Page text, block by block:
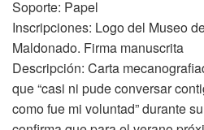
Soporte: Papel
Inscripciones: Logo del Museo
Maldonado. Firma manuscrita
Descripción: Carta
que “casi ni pude conversar
como fue mi voluntad” durante